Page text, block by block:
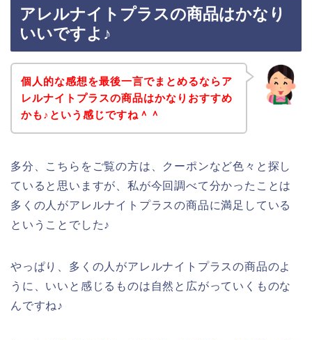
アレルナイトプラスの商品はかなり
いいですよ♪
個人的な感想を最後一言でまとめるならア
レルナイトプラスの商品はかなりおすすめ
かも♪という感じですね＾＾
多分、こちらをご覧の方は、クーポンなど色々と探し
ていると思いますが、私が今回調べて分かったことは
多くの人がアレルナイトプラスの商品に満足している
ということでした♪
やっぱり、多くの人がアレルナイトプラスの商品のよ
うに、いいと感じるものは自然と広がっていくものな
んですね♪